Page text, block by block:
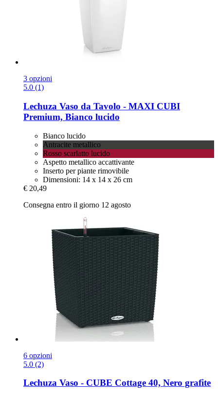
3 opzioni
5.0 (1)
Lechuza Vaso da Tavolo -​ MAXI CUBI
Premium, Bianco lucido
Bianco lucido
Antracite metallico
Rosso scarlatto lucido
Aspetto metallico accattivante
Inserto per piante rimovibile
Dimensioni: 14 x 14 x 26 cm
€ 20,49
Consegna entro il giorno 12 agosto
6 opzioni
5.0 (2)
Lechuza Vaso -​ CUBE Cottage 40, Nero grafite